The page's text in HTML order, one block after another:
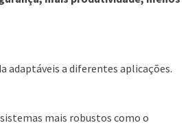
adaptáveis a diferentes aplicações.
mais robustos como o